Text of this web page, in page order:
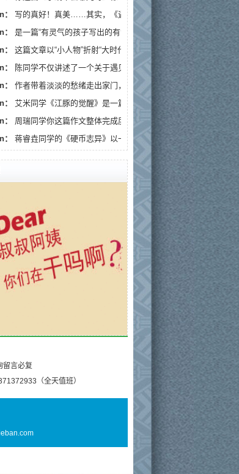
写的真好！真美……其实，《遇见》藏着一个更深的...
是一篇“有灵气的孩子写出的有温度的文章”。
这篇文章以“小人物”折射“大时代”，通过生活化...
陈同学不仅讲述了一个关于遇见流浪狗的故事...
作者带着淡淡的愁绪走出家门，趁着月色出来散...
艾米同学《江豚的觉醒》是一篇情感细腻、寓意深...
周瑞同学你这篇作文整体完成度较高，情感真挚...
蒋睿垚同学的《硬币志异》以一枚假币的奇幻旅...
（全天值班）